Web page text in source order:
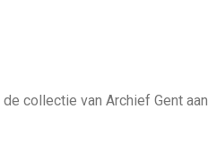
collectie van Archief Gent